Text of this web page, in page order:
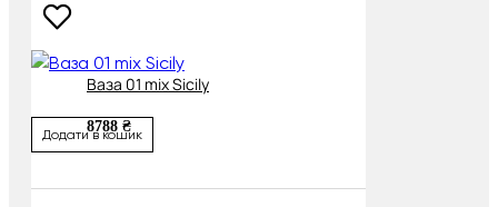
Ваза 01 mix Sicily
8788 ₴
Додати в кошик